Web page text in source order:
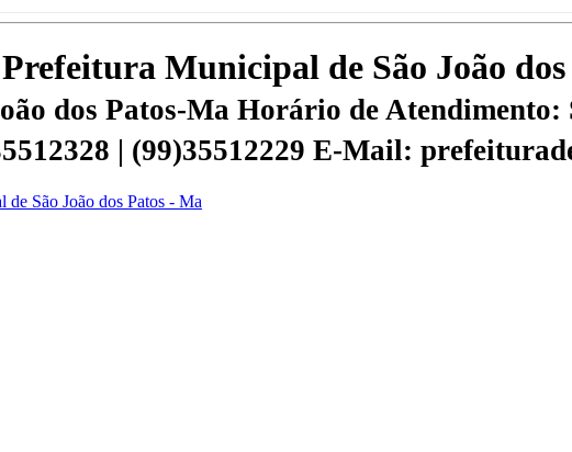
Municipal de São João
dos Patos-Ma Horário de Atendimento:
| (99)35512229 E-Mail:
São João dos Patos - Ma